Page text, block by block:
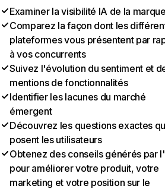
Examiner la visibilité IA de la
Comparez la façon dont les
plateformes vous présentent par
à vos concurrents
Suivez l'évolution du sentiment et
mentions de fonctionnalités
Identifier les lacunes du marché
émergent
Découvrez les questions exactes
posent les utilisateurs
Obtenez des conseils générés par
pour améliorer votre produit, votre
marketing et votre position sur le